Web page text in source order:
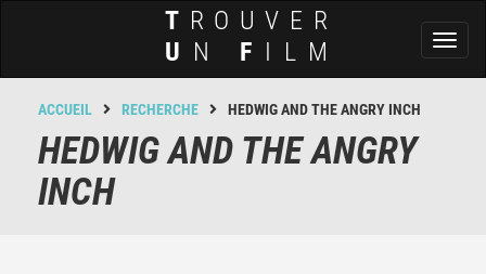
T ROUVER
U N F ILM
ACCUEIL RECHERCHE HEDWIG AND THE ANGRY INCH
HEDWIG AND THE ANGRY
INCH